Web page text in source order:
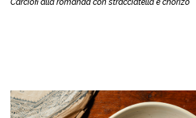
Carciofi alla romanda con stracciatella e chorizo